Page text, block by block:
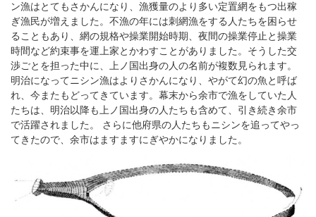
ン漁はとてもさかんになり、漁獲量のより多い定置網をもつ出稼
ぎ漁民が増えました。不漁の年には刺網漁をする人たちを困らせ
ることもあり、網の規格や操業開始時期、夜間の操業停止と操業
時間など約束事を運上家とかわすことがありました。そうした交
渉ごとを担った中に、上ノ国出身の人の名前が複数見られます。
明治になってニシン漁はよりさかんになり、やがて幻の魚と呼ば
れ、今またもどってきています。幕末から余市で漁をしていた人
たちは、明治以降も上ノ国出身の人たちも含めて、引き続き余市
で活躍されました。 さらに他府県の人たちもニシンを追ってやっ
てきたので、余市はますますにぎやかになりました。